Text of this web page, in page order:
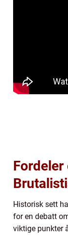
Fordeler
Historisk sett
for en debatt
viktige punkter